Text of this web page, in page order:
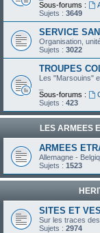
Sous-forums :
Sujets : 3649
SERVICE
Organisation,
Sujets : 3022
TROUPES
Les "Marsouins"
Sous-forums :
Sujets : 423
LES ARMEES
ARMEES
Allemagne -
Sujets : 1523
SITES ET
Sur les traces
Sujets : 2974